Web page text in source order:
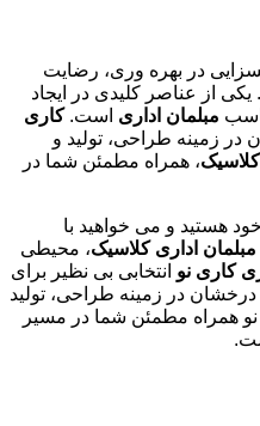
در بهره وری، رضایت
یکی از عناصر کلیدی در ایجاد
مبلمان اداری است.کاری
در زمینه طراحی، تولید و
کلاسیک، همراه مطمئن شما در
هستید و می خواهید با
مبلمان اداری کلاسیک، محیطی
کاری نو انتخابی بی نظیر برای
25 سال سابقه درخشان در زمینه طراحی، تولید
نو همراه مطمئن شما در مسیر